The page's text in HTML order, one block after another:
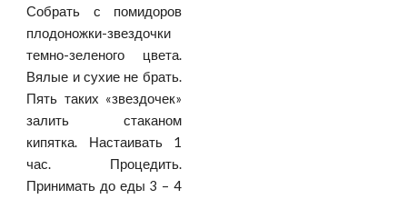
Собрать с помидоров
плодоножки-звездочки
темно-зеленого цвета.
Вялые и сухие не брать.
Пять таких «звездочек»
залить стаканом
кипятка. Настаивать 1
час. Процедить.
Принимать до еды 3 – 4